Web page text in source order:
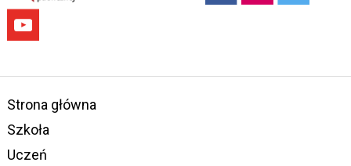
Strona główna
Szkoła
Uczeń